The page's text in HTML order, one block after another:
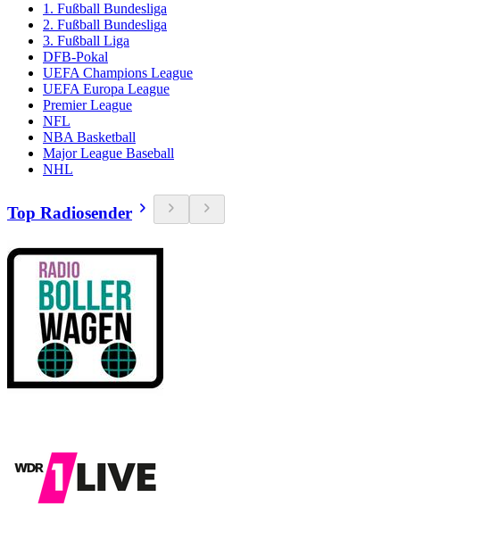
1. Fußball Bundesliga
2. Fußball Bundesliga
3. Fußball Liga
DFB-Pokal
UEFA Champions League
UEFA Europa League
Premier League
NFL
NBA Basketball
Major League Baseball
NHL
Top Radiosender